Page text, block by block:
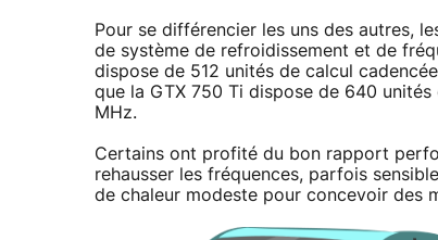
Pour se différencier les uns des autres,
de système de refroidissement et de
dispose de 512 unités de calcul
que la GTX 750 Ti dispose de 640
MHz.
Certains ont profité du bon rapport
rehausser les fréquences, parfois
de chaleur modeste pour concevoir des